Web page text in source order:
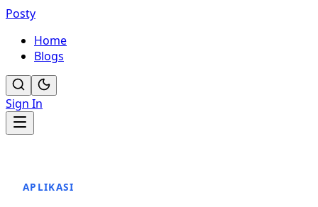
Posty
Home
Blogs
Sign In
APLIKASI